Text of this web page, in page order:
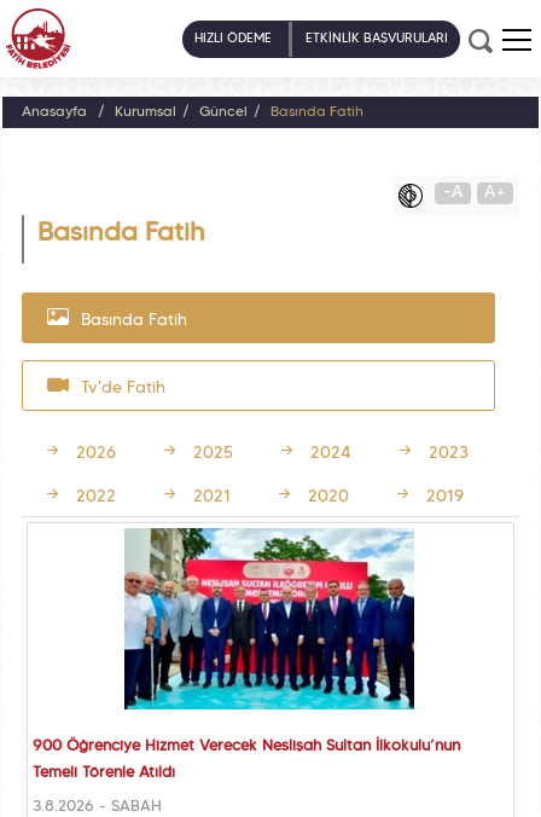
HIZLI ÖDEME ETKİNLİK BAŞVURULARI
Anasayfa Kurumsal Güncel Basında Fatih
-A A+
Basında Fatih
Basında Fatih
Tv'de Fatih
2026 2025 2024 2023
2022 2021 2020 2019
900 Öğrenciye Hizmet Verecek Neslişah Sultan İlkokulu’nun
Temeli Törenle Atıldı
3.8.2026 - SABAH